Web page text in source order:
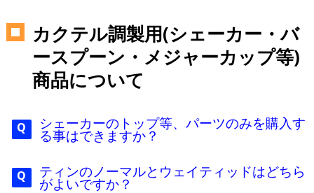
カクテル調製用(シェーカー・バ
ースプーン・メジャーカップ等)
商品について
シェーカーのトップ等、パーツのみを購入す
る事はできますか？
ティンのノーマルとウェイティッドはどちら
がよいですか？